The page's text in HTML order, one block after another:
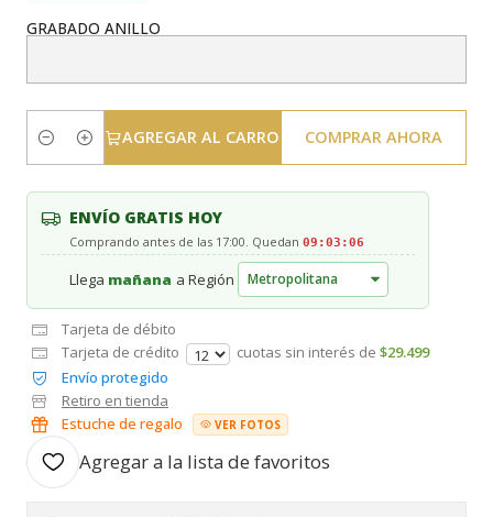
GRABADO ANILLO
Cantidad
AGREGAR AL CARRO COMPRAR AHORA
ENVÍO GRATIS HOY
Comprando antes de las 17:00. Quedan 09:03:06
Llega mañana a Región
Tarjeta de débito
Tarjeta de crédito
cuotas sin interés de $29.499
Envío protegido
Retiro en tienda
Estuche de regalo
VER FOTOS
Agregar a la lista de favoritos